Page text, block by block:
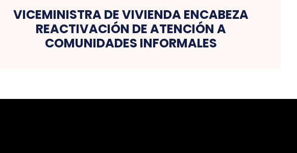
VICEMINISTRA DE VIVIENDA ENCABEZA
REACTIVACIÓN DE ATENCIÓN A
COMUNIDADES INFORMALES